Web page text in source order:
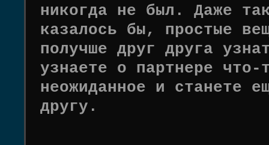
никогда не был. Даже
казалось бы, простые
получше друг друга
узнаете о партнере что-
неожиданное и станете
другу.